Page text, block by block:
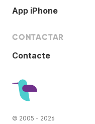
App iPhone
CONTACTAR
Contacte
© 2005 - 2026